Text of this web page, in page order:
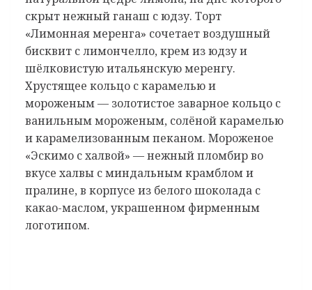
скрыт нежный ганаш с юдзу. Торт
«Лимонная меренга» сочетает воздушный
бисквит с лимончелло, крем из юдзу и
шёлковистую итальянскую меренгу.
Хрустящее кольцо с карамелью и
мороженым — золотистое заварное кольцо с
ванильным мороженым, солёной карамелью
и карамелизованным пеканом. Мороженое
«Эскимо с халвой» — нежный пломбир во
вкусе халвы с миндальным крамблом и
пралине, в корпусе из белого шоколада с
какао-маслом, украшенном фирменным
логотипом.